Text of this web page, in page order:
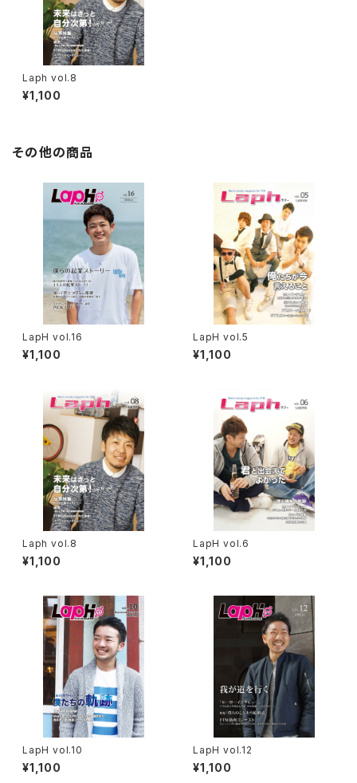
Laph vol.8
¥1,100
その他の商品
LapH vol.16
¥1,100
LapH vol.5
¥1,100
Laph vol.8
¥1,100
LapH vol.6
¥1,100
LapH vol.10
¥1,100
LapH vol.12
¥1,100